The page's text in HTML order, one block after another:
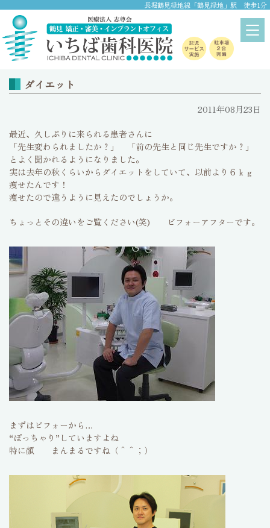
長堀鶴見緑地線「鶴見緑地」駅 徒歩1分
ブログ
home
ダイエット
2011年08月23日
最近、久しぶりに来られる患者さんに
「先生変わられましたか？」 「前の先生と同じ先生ですか？」
とよく聞かれるようになりました。
実は去年の秋くらいからダイエットをしていて、以前より６ｋｇ
痩せたんです！
痩せたので違うように見えたのでしょうか。
ちょっとその違いをご覧ください(笑) ビフォーアフターです。
まずはビフォーから…
“ぽっちゃり”していますよね
特に顔 まんまるですね（＾＾；）